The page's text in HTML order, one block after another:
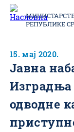
Пребаци
садржаја
РЕПУБЛИКЕ
15. мај 2020.
Јавна
Изградња
одводне